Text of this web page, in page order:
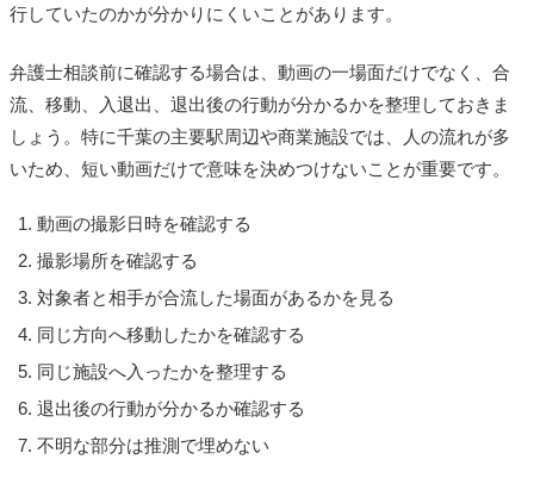
行していたのかが分かりにくいことがあります。
弁護士相談前に確認する場合は、動画の一場面だけでなく、合
流、移動、入退出、退出後の行動が分かるかを整理しておきま
しょう。特に千葉の主要駅周辺や商業施設では、人の流れが多
いため、短い動画だけで意味を決めつけないことが重要です。
動画の撮影日時を確認する
撮影場所を確認する
対象者と相手が合流した場面があるかを見る
同じ方向へ移動したかを確認する
同じ施設へ入ったかを整理する
退出後の行動が分かるか確認する
不明な部分は推測で埋めない